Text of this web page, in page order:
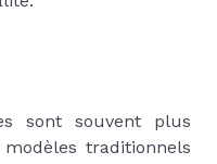
sont souvent plus
traditionnels